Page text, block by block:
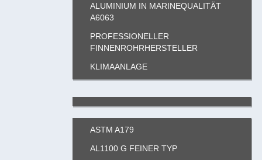
ALUMINIUM IN MARINEQUALITÄT
A6063
PROFESSIONELLER
FINNENROHRHERSTELLER
KLIMAANLAGE
ASTM A179
AL1100 G FEINER TYP